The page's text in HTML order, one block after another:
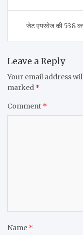
जेट एयरवेज की 538
Leave a Reply
Your email address
marked *
Comment *
Name *